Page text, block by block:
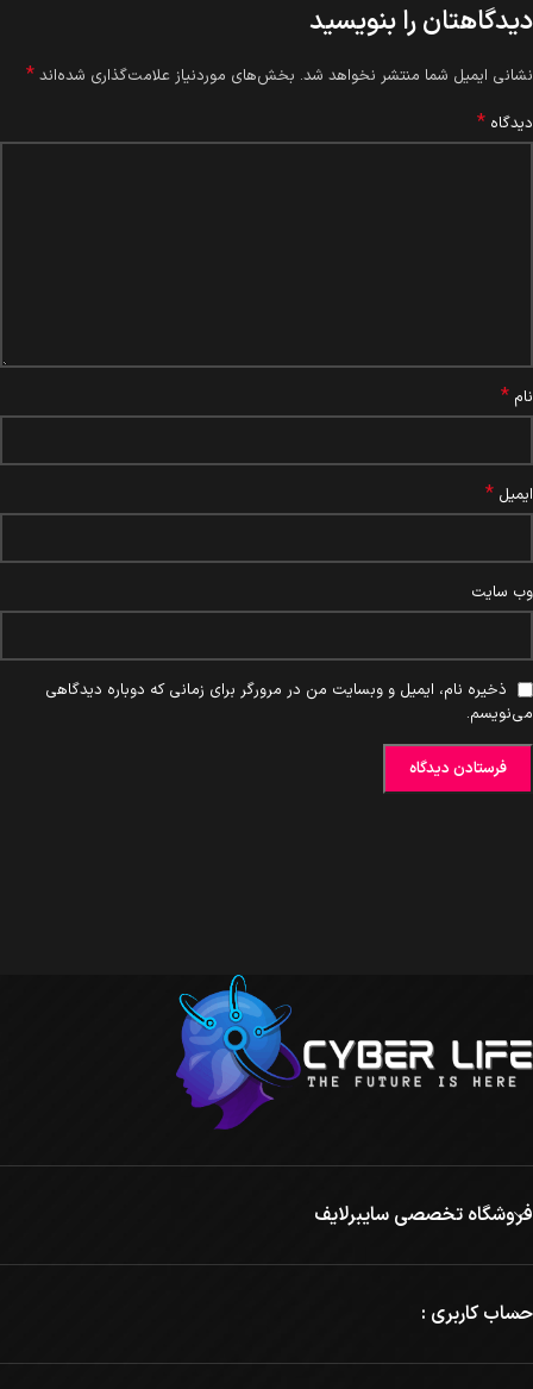
دیدگاهتان را بنویسید
نشانی ایمیل شما منتشر نخواهد شد. بخش‌های موردنیاز علامت‌گذاری شده‌اند *
دیدگاه *
نام *
ایمیل *
وب‌ سایت
ذخیره نام، ایمیل و وبسایت من در مرورگر برای زمانی که دوباره دیدگاهی
می‌نویسم.
فروشگاه تخصصی سایبرلایف
حساب کاربری :